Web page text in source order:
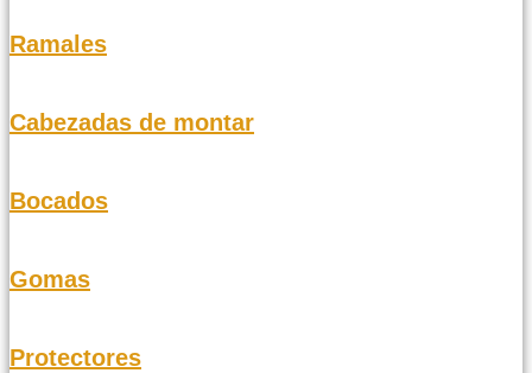
Ramales
Cabezadas de montar
Bocados
Gomas
Protectores